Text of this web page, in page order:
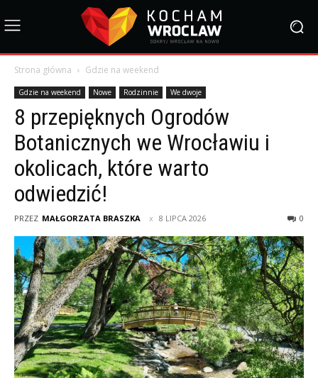
Strona główna Gdzie na weekend
Gdzie na weekend Nowe Rodzinnie We dwoje
8 przepięknych Ogrodów
Botanicznych we Wrocławiu i
okolicach, które warto
odwiedzić!
PRZEZ MAŁGORZATA BRASZKA 8 LIPCA 2026 0